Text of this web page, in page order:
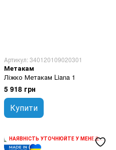
Артикул: 340120109020301
Метакам
Ліжко Метакам Liana 1
5 918 грн
Купити
НАЯВНІСТЬ УТОЧНЮЙТЕ У МЕНЕДЖЕРА